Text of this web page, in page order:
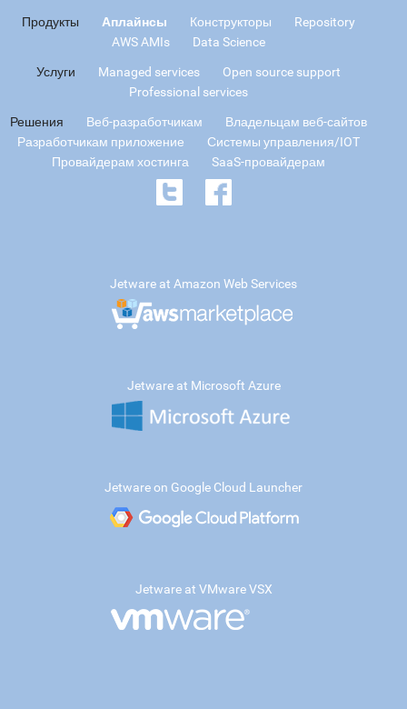
Продукты Аплайнсы Конструкторы
Repository
AWS AMIs
Data Science
Услуги Managed services
Open source support
Professional services
Решения Веб-разработчикам
Владельцам веб-сайтов
Разработчикам приложение
Системы управления/IOT
Провайдерам хостинга
SaaS-провайдерам
Jetware at Amazon Web Services
Jetware at Microsoft Azure
Jetware on Google Cloud Launcher
Jetware at VMware VSX